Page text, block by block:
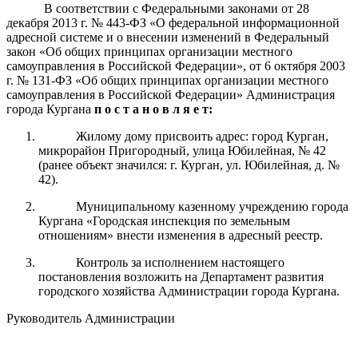
В соответствии с Федеральными законами от 28
декабря 2013 г. № 443-ФЗ «О федеральной информационной
адресной системе и о внесении изменений в Федеральный
закон «Об общих принципах организации местного
самоуправления в Российской Федерации», от 6 октября 2003
г. № 131-ФЗ «Об общих принципах организации местного
самоуправления в Российской Федерации» Администрация
города Кургана п о с т а н о в л я е т:
Жилому дому присвоить адрес: город Курган,
микрорайон Пригородный, улица Юбилейная, № 42
(ранее объект значился: г. Курган, ул. Юбилейная, д. №
42).
Муниципальному казенному учреждению города
Кургана «Городская инспекция по земельным
отношениям» внести изменения в адресный реестр.
Контроль за исполнением настоящего
постановления возложить на Департамент развития
городского хозяйства Администрации города Кургана.
Руководитель Администрации